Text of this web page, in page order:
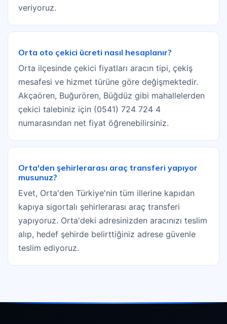
veriyoruz.
Orta oto çekici ücreti nasıl hesaplanır?
Orta ilçesinde çekici fiyatları aracın tipi, çekiş
mesafesi ve hizmet türüne göre değişmektedir.
Akçaören, Buğurören, Büğdüz gibi mahallelerden
çekici talebiniz için (0541) 724 724 4
numarasından net fiyat öğrenebilirsiniz.
Orta'den şehirlerarası araç transferi yapıyor
musunuz?
Evet, Orta'den Türkiye'nin tüm illerine kapıdan
kapıya sigortalı şehirlerarası araç transferi
yapıyoruz. Orta'deki adresinizden aracınızı teslim
alıp, hedef şehirde belirttiğiniz adrese güvenle
teslim ediyoruz.